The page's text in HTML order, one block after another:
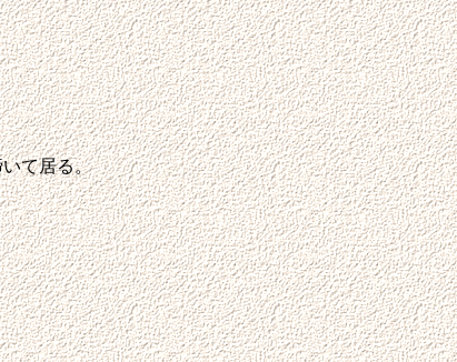
て居る。